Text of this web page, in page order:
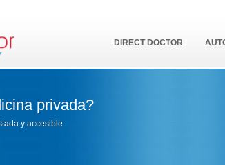
DIRECT DOCTOR
privada?
y accesible